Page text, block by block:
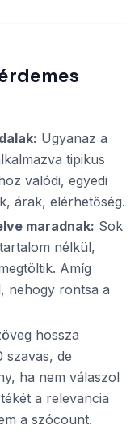
Ugyanaz a
tipikus
valódi, egyedi
árak, elérhetőség.
maradnak: Sok
nélkül,
Amíg
nehogy rontsa a
hossza
szavas, de
ha nem válaszol
a relevancia
a szócount.